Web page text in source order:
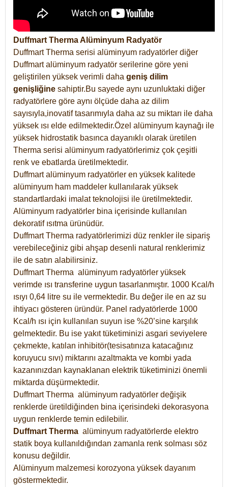
Duffmart Therma Alüminyum Radyatör
Duffmart Therma serisi alüminyum radyatörler diğer
Duffmart alüminyum radyatör serilerine göre yeni
geliştirilen yüksek verimli daha geniş dilim
genişliğine sahiptir.Bu sayede aynı uzunluktaki diğer
radyatörlere göre aynı ölçüde daha az dilim
sayısıyla,inovatif tasarımıyla daha az su miktarı ile daha
yüksek ısı elde edilmektedir.Özel alüminyum kaynağı ile
yüksek hidrostatik basınca dayanıklı olarak üretilen
Therma serisi alüminyum radyatörlerimiz çok çeşitli
renk ve ebatlarda üretilmektedir.
Duffmart alüminyum radyatörler en yüksek kalitede
alüminyum ham maddeler kullanılarak yüksek
standartlardaki imalat teknolojisi ile üretilmektedir.
Alüminyum radyatörler bina içerisinde kullanılan
dekoratif ısıtma ürünüdür.
Duffmart Therma radyatörlerimizi düz renkler ile sipariş
verebileceğiniz gibi ahşap desenli natural renklerimiz
ile de satın alabilirsiniz.
Duffmart Therma alüminyum radyatörler yüksek
verimde ısı transferine uygun tasarlanmıştır. 1000 Kcal/h
ısıyı 0,64 litre su ile vermektedir. Bu değer ile en az su
ihtiyacı gösteren üründür. Panel radyatörlerde 1000
Kcal/h ısı için kullanılan suyun ise %20’sine karşılık
gelmektedir. Bu ise yakıt tüketiminizi asgari seviyelere
çekmekte, katılan inhibitör(tesisatınıza katacağınız
koruyucu sıvı) miktarını azaltmakta ve kombi yada
kazanınızdan kaynaklanan elektrik tüketiminizi önemli
miktarda düşürmektedir.
Duffmart Therma alüminyum radyatörler değişik
renklerde üretildiğinden bina içerisindeki dekorasyona
uygun renklerde temin edilebilir.
Duffmart Therma alüminyum radyatörlerde elektro
statik boya kullanıldığından zamanla renk solması söz
konusu değildir.
Alüminyum malzemesi korozyona yüksek dayanım
göstermektedir.